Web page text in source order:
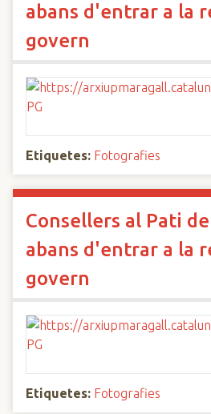
abans d'entrar a la
govern
Etiquetes: Fotografies
Consellers al Pati
abans d'entrar a la
govern
Etiquetes: Fotografies